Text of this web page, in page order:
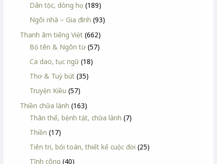
Dân tộc, dòng họ (189)
Ngôi nhà – Gia đình (93)
Thanh âm tiếng Việt (662)
Bộ tên & Ngôn từ (57)
Ca dao, tục ngữ (18)
Thơ & Tuỳ bút (35)
Truyện Kiều (57)
Thiền chữa lành (163)
Thân thể, bệnh tật, chữa lành (7)
Thiền (17)
Tiên tri, bói toán, thiết kế cuộc đời (25)
Tĩnh công (40)